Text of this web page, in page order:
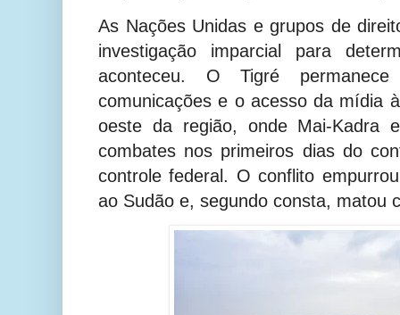
As Nações Unidas e grupos de
investigação imparcial para
aconteceu. O Tigré
comunicações e o acesso da mídia
oeste da região, onde Mai-Kadra
combates nos primeiros dias do
controle federal. O conflito
ao Sudão e, segundo consta, matou